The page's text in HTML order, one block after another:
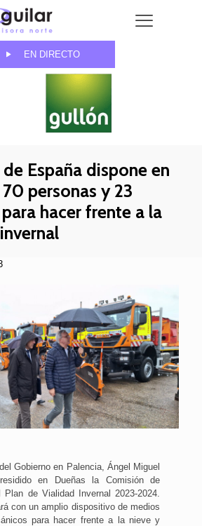
EN DIRECTO
España dispone en
personas y 23
hacer frente a la
Gobierno en Palencia, Ángel Miguel
en Dueñas la Comisión de
Plan de Vialidad Invernal 2023-2024.
con un amplio dispositivo de medios
para hacer frente a la nieve y